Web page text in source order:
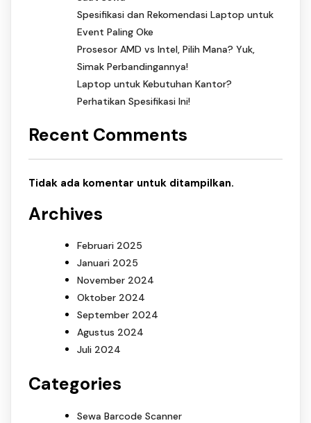
Spesifikasi dan Rekomendasi Laptop untuk
Event Paling Oke
Prosesor AMD vs Intel, Pilih Mana? Yuk,
Simak Perbandingannya!
Laptop untuk Kebutuhan Kantor?
Perhatikan Spesifikasi Ini!
Recent Comments
Tidak ada komentar untuk ditampilkan.
Archives
Februari 2025
Januari 2025
November 2024
Oktober 2024
September 2024
Agustus 2024
Juli 2024
Categories
Sewa Barcode Scanner